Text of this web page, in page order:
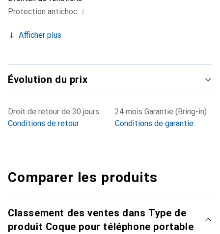
Protection antichoc i
Afficher plus
Évolution du prix
Droit de retour de 30 jours
Conditions de retour
24 mois Garantie (Bring-in)
Conditions de garantie
Comparer les produits
Classement des ventes dans Type de
produit Coque pour téléphone portable